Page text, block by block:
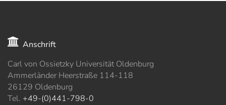
Anschrift
Carl von Ossietzky Universität Oldenburg
Ammerländer Heerstraße 114-118
26129 Oldenburg
Tel. +49-(0)441-798-0